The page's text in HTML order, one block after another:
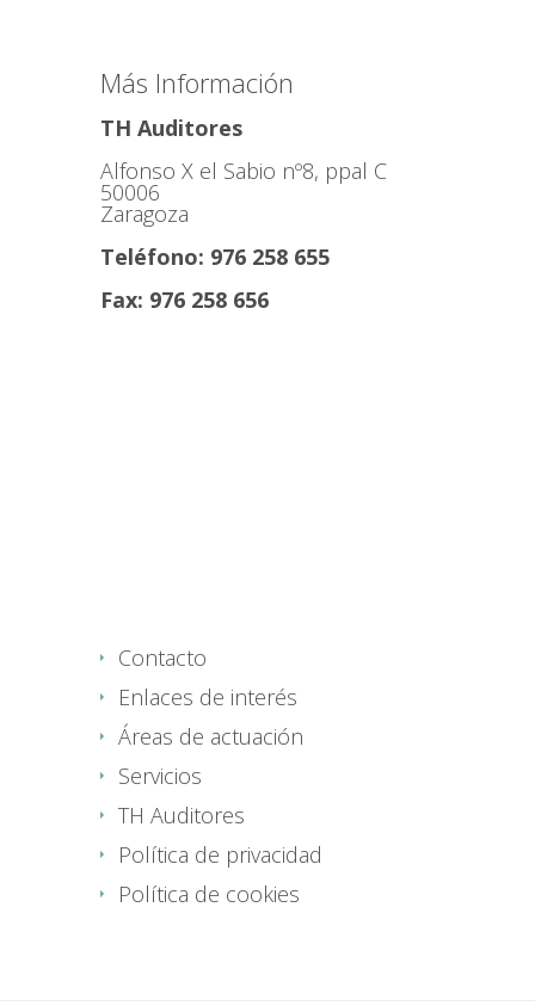
Más Información
TH Auditores
Alfonso X el Sabio nº8, ppal C
50006
Zaragoza
Teléfono: 976 258 655
Fax: 976 258 656
Contacto
Enlaces de interés
Áreas de actuación
Servicios
TH Auditores
Política de privacidad
Política de cookies